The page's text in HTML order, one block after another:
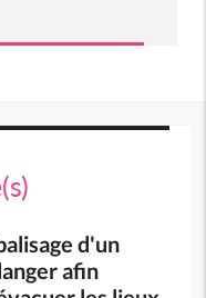
d'un
afin